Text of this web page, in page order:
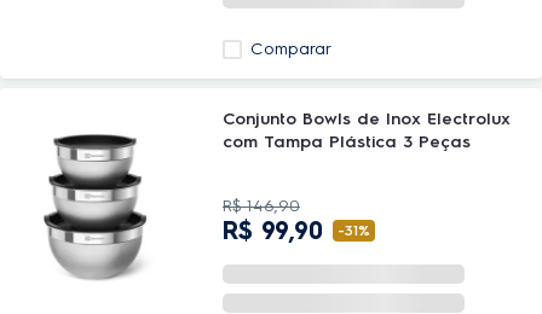
Comparar
Conjunto Bowls de Inox Electrolux
com Tampa Plástica 3 Peças
R$ 146,90
R$ 99,90 -31%